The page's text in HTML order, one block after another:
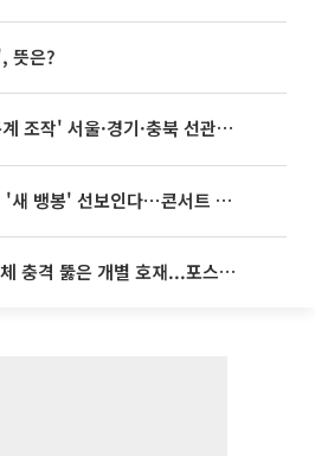
뜻은?
' 서울·경기·충북 선관위 등 추가 압수수색
빅뱅, 20주년 기념 '새 뱅봉' 선보인다⋯콘서트 앞두고 팝업 개최
[증시키워드] 반도체 충격 뚫은 개별 호재...포스코퓨처엠·에코프로·한화솔루션 '눈길'